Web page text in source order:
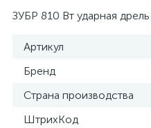
ЗУБР 810 Вт ударная
Артикул
Бренд
Страна производства
ШтрихКод